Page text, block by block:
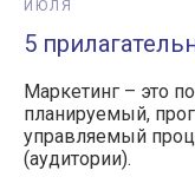
ИЮЛЯ
5
Маркетинг – это
планируемый,
управляемый
(аудитории).